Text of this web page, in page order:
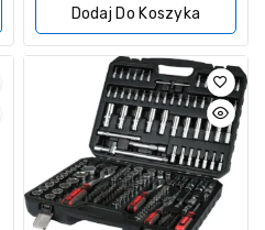
Dodaj Do Koszyka